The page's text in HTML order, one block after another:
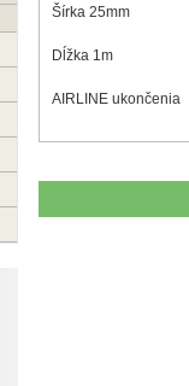
Šírka 25mm
Dĺžka 1m
AIRLINE ukončenia